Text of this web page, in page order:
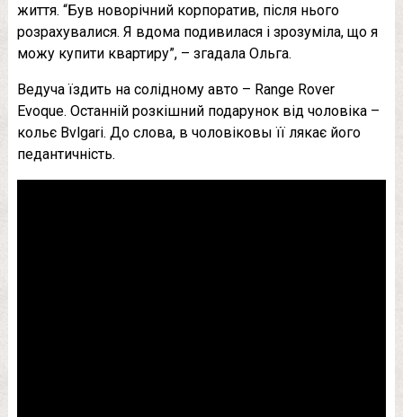
життя. “Був новорічний корпоратив, після нього
розрахувалися. Я вдома подивилася і зрозуміла, що я
можу купити квартиру”, – згадала Ольга.
Ведуча їздить на солідному авто – Range Rover
Evoque. Останній розкішний подарунок від чоловіка –
кольє Bvlgari. До слова, в чоловіковы її лякає його
педантичність.